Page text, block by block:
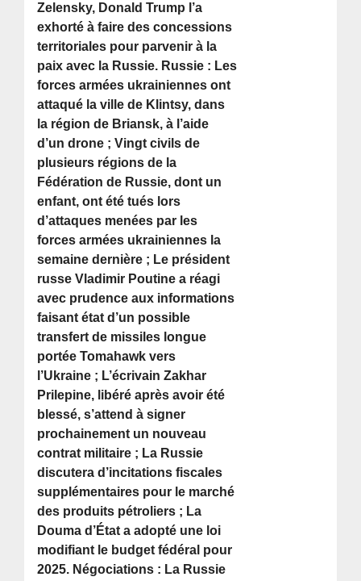
Zelensky, Donald Trump l’a
exhorté à faire des concessions
territoriales pour parvenir à la
paix avec la Russie. Russie : Les
forces armées ukrainiennes ont
attaqué la ville de Klintsy, dans
la région de Briansk, à l’aide
d’un drone ; Vingt civils de
plusieurs régions de la
Fédération de Russie, dont un
enfant, ont été tués lors
d’attaques menées par les
forces armées ukrainiennes la
semaine dernière ; Le président
russe Vladimir Poutine a réagi
avec prudence aux informations
faisant état d’un possible
transfert de missiles longue
portée Tomahawk vers
l’Ukraine ; L’écrivain Zakhar
Prilepine, libéré après avoir été
blessé, s’attend à signer
prochainement un nouveau
contrat militaire ; La Russie
discutera d’incitations fiscales
supplémentaires pour le marché
des produits pétroliers ; La
Douma d’État a adopté une loi
modifiant le budget fédéral pour
2025. Négociations : La Russie